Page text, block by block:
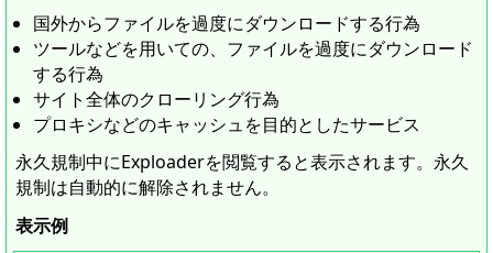
国外からファイルを過度にダウンロードする行為
ツールなどを用いての、ファイルを過度にダウンロード
する行為
サイト全体のクローリング行為
プロキシなどのキャッシュを目的としたサービス
永久規制中にExploaderを閲覧すると表示されます。 永久
規制は自動的に解除されません。
表示例